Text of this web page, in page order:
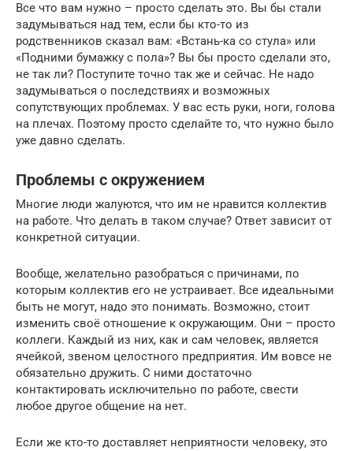
Все что вам нужно – просто сделать это. Вы бы стали
задумываться над тем, если бы кто-то из
родственников сказал вам: «Встань-ка со стула» или
«Подними бумажку с пола»? Вы бы просто сделали это,
не так ли? Поступите точно так же и сейчас. Не надо
задумываться о последствиях и возможных
сопутствующих проблемах. У вас есть руки, ноги, голова
на плечах. Поэтому просто сделайте то, что нужно было
уже давно сделать.
Проблемы с окружением
Многие люди жалуются, что им не нравится коллектив
на работе. Что делать в таком случае? Ответ зависит от
конкретной ситуации.
Вообще, желательно разобраться с причинами, по
которым коллектив его не устраивает. Все идеальными
быть не могут, надо это понимать. Возможно, стоит
изменить своё отношение к окружающим. Они – просто
коллеги. Каждый из них, как и сам человек, является
ячейкой, звеном целостного предприятия. Им вовсе не
обязательно дружить. С ними достаточно
контактировать исключительно по работе, свести
любое другое общение на нет.
Если же кто-то доставляет неприятности человеку, это